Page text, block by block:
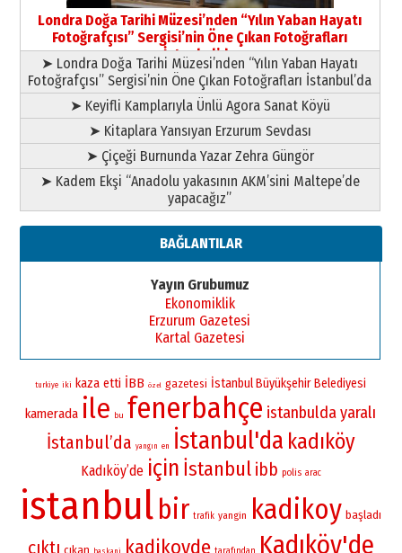
Şampiyonluk Sebahattin Şirin’e
yazar
11 Mayıs 2026 Pazartesi
Londra Doğa Tarihi Müzesi’nden “Yılın Yaban Hayatı
Fotoğrafçısı” Sergisi’nin Öne Çıkan Fotoğrafları
İstanbul’da
➤ Londra Doğa Tarihi Müzesi’nden “Yılın Yaban Hayatı
Fotoğrafçısı” Sergisi’nin Öne Çıkan Fotoğrafları İstanbul’da
➤ Keyifli Kamplarıyla Ünlü Agora Sanat Köyü
➤ Kitaplara Yansıyan Erzurum Sevdası
➤ Çiçeği Burnunda Yazar Zehra Güngör
➤ Kadem Ekşi “Anadolu yakasının AKM’sini Maltepe’de
yapacağız”
BAĞLANTILAR
Yayın Grubumuz
Ekonomiklik
Erzurum Gazetesi
Kartal Gazetesi
turkiye iki kaza etti İBB özel gazetesi İstanbul Büyükşehir Belediyesi
kamerada ile bu fenerbahçe istanbulda yaralı
İstanbul’da yangın en İstanbul'da kadıköy
Kadıköy’de için İstanbul ibb polis arac
istanbulbir trafik yangin kadikoy başladı
çıktı çıkan baskani kadikoyde tarafından Kadıköy'de